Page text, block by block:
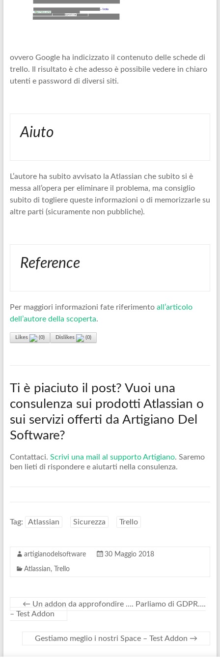
ovvero Google ha indicizzato il contenuto delle schede di
trello. Il risultato è che adesso è possibile vedere in chiaro
utenti e password di diversi siti.
Aiuto
L’autore ha subito avvisato la Atlassian che subito si è
messa all’opera per eliminare il problema, ma consiglio
subito di togliere queste informazioni o di memorizzarle su
altre parti (sicuramente non pubbliche).
Reference
Per maggiori informazioni fate riferimento all’articolo
dell’autore della scoperta.
Likes (0) Dislikes (0)
Ti è piaciuto il post? Vuoi una
consulenza sui prodotti Atlassian o
sui servizi offerti da Artigiano Del
Software?
Contattaci. Scrivi una mail al supporto Artigiano. Saremo
ben lieti di rispondere e aiutarti nella consulenza.
Tag: Atlassian Sicurezza Trello
artigianodelsoftware 30 Maggio 2018
Atlassian, Trello
← Un addon da approfondire …. Parliamo di GDPR….
– Test Addon
Gestiamo meglio i nostri Space – Test Addon →